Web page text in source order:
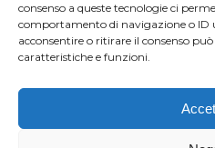
consenso a queste tecnologie ci
comportamento di navigazione o ID
acconsentire o ritirare il consenso
caratteristiche e funzioni.
SLOPESTYLE
THERESE JOHAUG
TRANSCAVALLO
VAL DI